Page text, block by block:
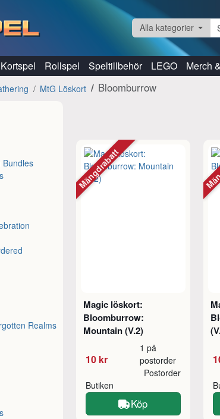
Alla kategorier
Kortspel Rollspel Speltillbehör LEGO Merch
MtG Löskort Bloomburrow
Bundles
Realms
Magic löskort:
Bloomburrow:
Mountain (V.2)
10 kr
1 på
postorder
Butiken
Postorder
Köp
Mängdrabatt